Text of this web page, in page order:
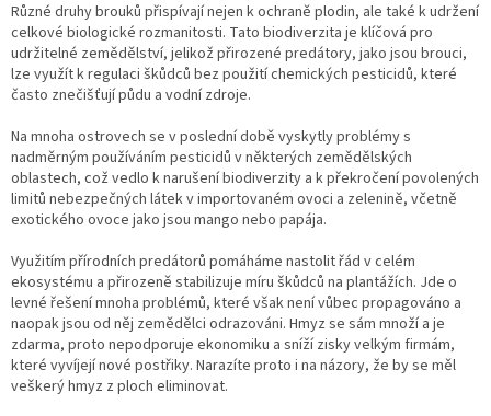
Různé druhy brouků přispívají nejen k ochraně plodin, ale také k udržení
celkové biologické rozmanitosti. Tato biodiverzita je klíčová pro
udržitelné zemědělství, jelikož přirozené predátory, jako jsou brouci,
lze využít k regulaci škůdců bez použití chemických pesticidů, které
často znečišťují půdu a vodní zdroje.
Na mnoha ostrovech se v poslední době vyskytly problémy s
nadměrným používáním pesticidů v některých zemědělských
oblastech, což vedlo k narušení biodiverzity a k překročení povolených
limitů nebezpečných látek v importovaném ovoci a zelenině, včetně
exotického ovoce jako jsou mango nebo papája.
Využitím přírodních predátorů pomáháme nastolit řád v celém
ekosystému a přirozeně stabilizuje míru škůdců na plantážích. Jde o
levné řešení mnoha problémů, které však není vůbec propagováno a
naopak jsou od něj zemědělci odrazováni. Hmyz se sám množí a je
zdarma, proto nepodporuje ekonomiku a sníží zisky velkým firmám,
které vyvíjejí nové postřiky. Narazíte proto i na názory, že by se měl
veškerý hmyz z ploch eliminovat.